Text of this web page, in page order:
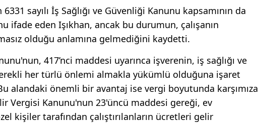
sayılı İş Sağlığı ve Güvenliği Kanunu kapsamının da
ifade eden Işıkhan, ancak bu durumun, çalışanın
olduğu anlamına gelmediğini kaydetti.
417’nci maddesi uyarınca işverenin, iş sağlığı ve
her türlü önlemi almakla yükümlü olduğuna işaret
alandaki önemli bir avantaj ise vergi boyutunda karşımıza
Vergisi Kanunu'nun 23'üncü maddesi gereği, ev
kişiler tarafından çalıştırılanların ücretleri gelir